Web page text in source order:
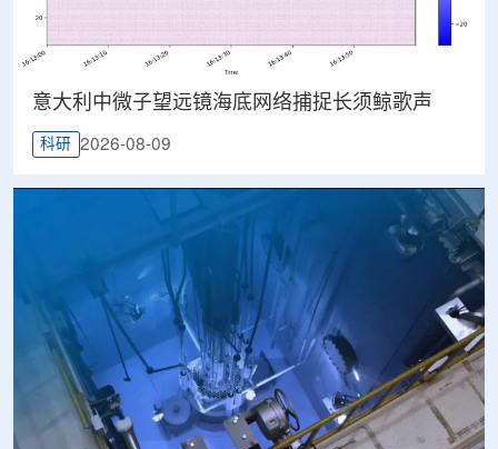
意大利中微子望远镜海底网络捕捉长须鲸歌声
科研 2026-08-09